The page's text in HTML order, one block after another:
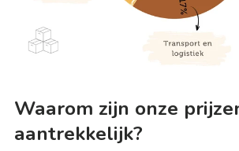
Waarom zijn onze
aantrekkelijk?